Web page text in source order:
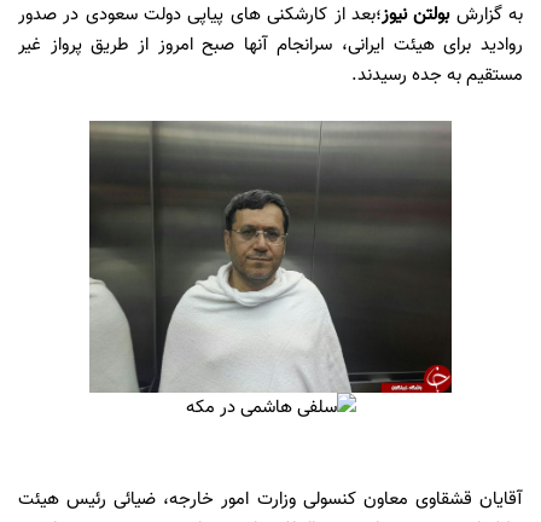
به گزارشبولتن نیوز؛بعد از کارشکنی های پیاپی دولت سعودی در صدور
روادید برای هیئت ایرانی، سرانجام آنها صبح امروز از طریق پرواز غیر
مستقیم به جده رسیدند.
آقایان قشقاوی معاون کنسولی وزارت امور خارجه، ضیائی رئیس هیئت